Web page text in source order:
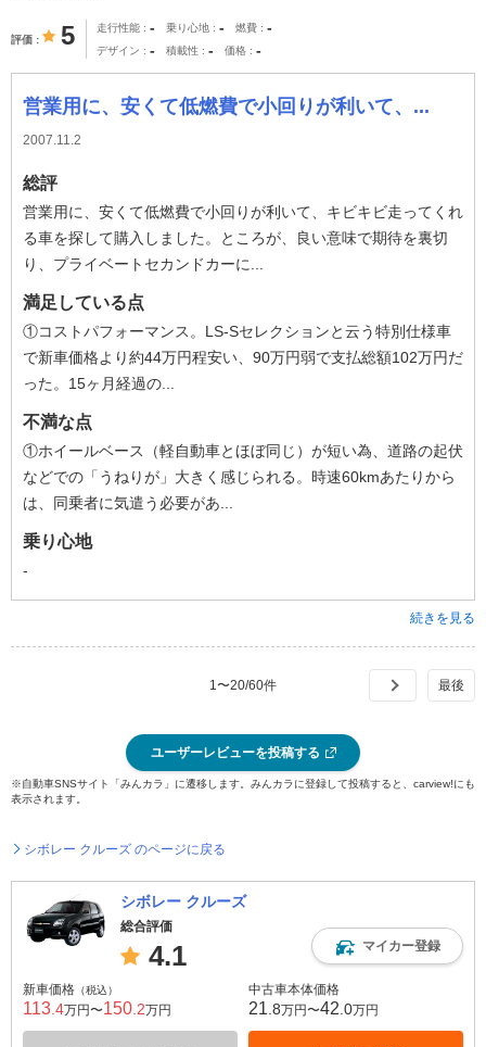
評価 5 走行性能 - 乗り心地 - 燃費 -
デザイン - 積載性 - 価格 -
営業用に、安くて低燃費で小回りが利いて、...
2007.11.2
総評
営業用に、安くて低燃費で小回りが利いて、キビキビ走ってくれ
る車を探して購入しました。ところが、良い意味で期待を裏切
り、プライベートセカンドカーに...
満足している点
①コストパフォーマンス。LS-Sセレクションと云う特別仕様車
で新車価格より約44万円程安い、90万円弱で支払総額102万円だ
った。15ヶ月経過の...
不満な点
①ホイールベース（軽自動車とほぼ同じ）が短い為、道路の起伏
などでの「うねりが」大きく感じられる。時速60kmあたりから
は、同乗者に気遣う必要があ...
乗り心地
-
続きを見る
1 〜20/60件
ユーザーレビューを投稿する
※自動車SNSサイト「みんカラ」に遷移します。みんカラに登録して投稿すると、carview!にも
表示されます。
シボレー クルーズ のページに戻る
シボレー クルーズ
総合評価
4.1 マイカー登録
新車価格 （税込）
113 .4万円〜150 .2万円
中古車本体価格
21 .8万円〜42 .0万円